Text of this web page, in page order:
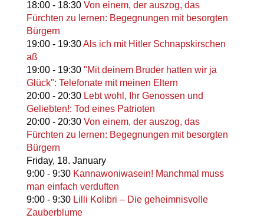
18:00- 18:30 Von einem, der auszog, das
Fürchten zu lernen: Begegnungen mit besorgten
Bürgern
19:00- 19:30Als ich mit Hitler Schnapskirschen
aß
19:00- 19:30 "Mit deinem Bruder hatten wir ja
Glück": Telefonate mit meinen Eltern
20:00- 20:30 Lebt wohl, Ihr Genossen und
Geliebten!: Tod eines Patrioten
20:00- 20:30 Von einem, der auszog, das
Fürchten zu lernen: Begegnungen mit besorgten
Bürgern
Friday, 18. January
9:00- 9:30 Kannawoniwasein! Manchmal muss
man einfach verduften
9:00- 9:30 Lilli Kolibri – Die geheimnisvolle
Zauberblume